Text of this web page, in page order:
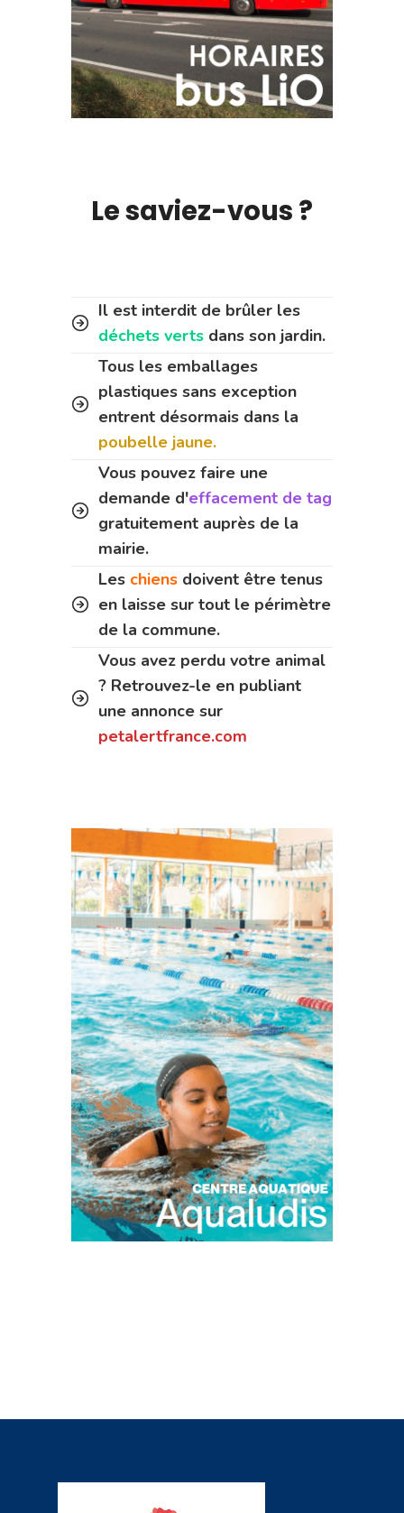
Le saviez-vous ?
Il est interdit de brûler les
déchets verts dans son jardin.
Tous les emballages
plastiques sans exception
entrent désormais dans la
poubelle jaune.
Vous pouvez faire une
demande d'effacement de tag
gratuitement auprès de la
mairie.
Les chiens doivent être tenus
en laisse sur tout le périmètre
de la commune.
Vous avez perdu votre animal
? Retrouvez-le en publiant
une annonce sur
petalertfrance.com